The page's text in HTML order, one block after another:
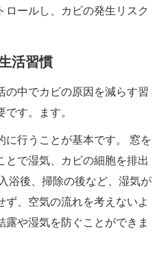
ロールし、カビの発生リスク
活習慣
の中でカビの原因を減らす習
す。ます。
に行うことが基本です。 窓を
とで湿気、カビの細胞を排出
浴後、掃除の後など、湿気が
ず、空気の流れを考えないよ
露や湿気を防ぐことができま